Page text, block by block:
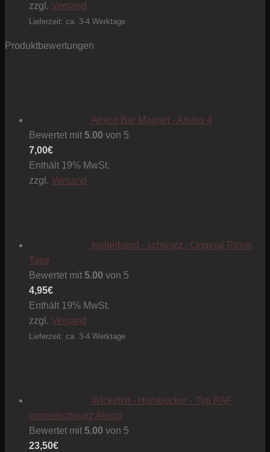
1,00€
zzgl. Versand
Lieferzeit: ca. 3-4 Werktage
Produktbewertungen
Alnico Bar Magnet - Alnico 4
Bewertet mit 5.00 von 5
7,00€
Enthält 19% MwSt.
zzgl. Versand
Isolierband - schwarz - Original Rinrei
Tape
Bewertet mit 5.00 von 5
4,95€
Enthält 19% MwSt.
zzgl. Versand
Lieferzeit: ca. 3-4 Werktage
Wickelkit - Humbucker - Typ PAF
creme/schwarz Alnico
Bewertet mit 5.00 von 5
23,50€